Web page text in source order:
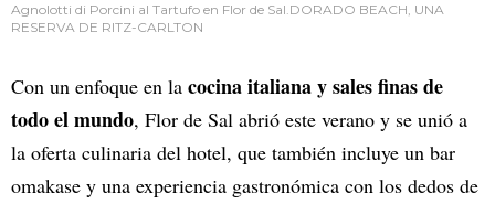
Agnolotti di Porcini al Tartufo en Flor de Sal.DORADO BEACH, UNA
RESERVA DE RITZ-CARLTON
Con un enfoque en la cocina italiana y sales finas de
todo el mundo, Flor de Sal abrió este verano y se unió a
la oferta culinaria del hotel, que también incluye un bar
omakase y una experiencia gastronómica con los dedos de